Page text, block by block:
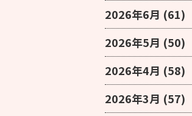
2026年6月 (61)
2026年5月 (50)
2026年4月 (58)
2026年3月 (57)